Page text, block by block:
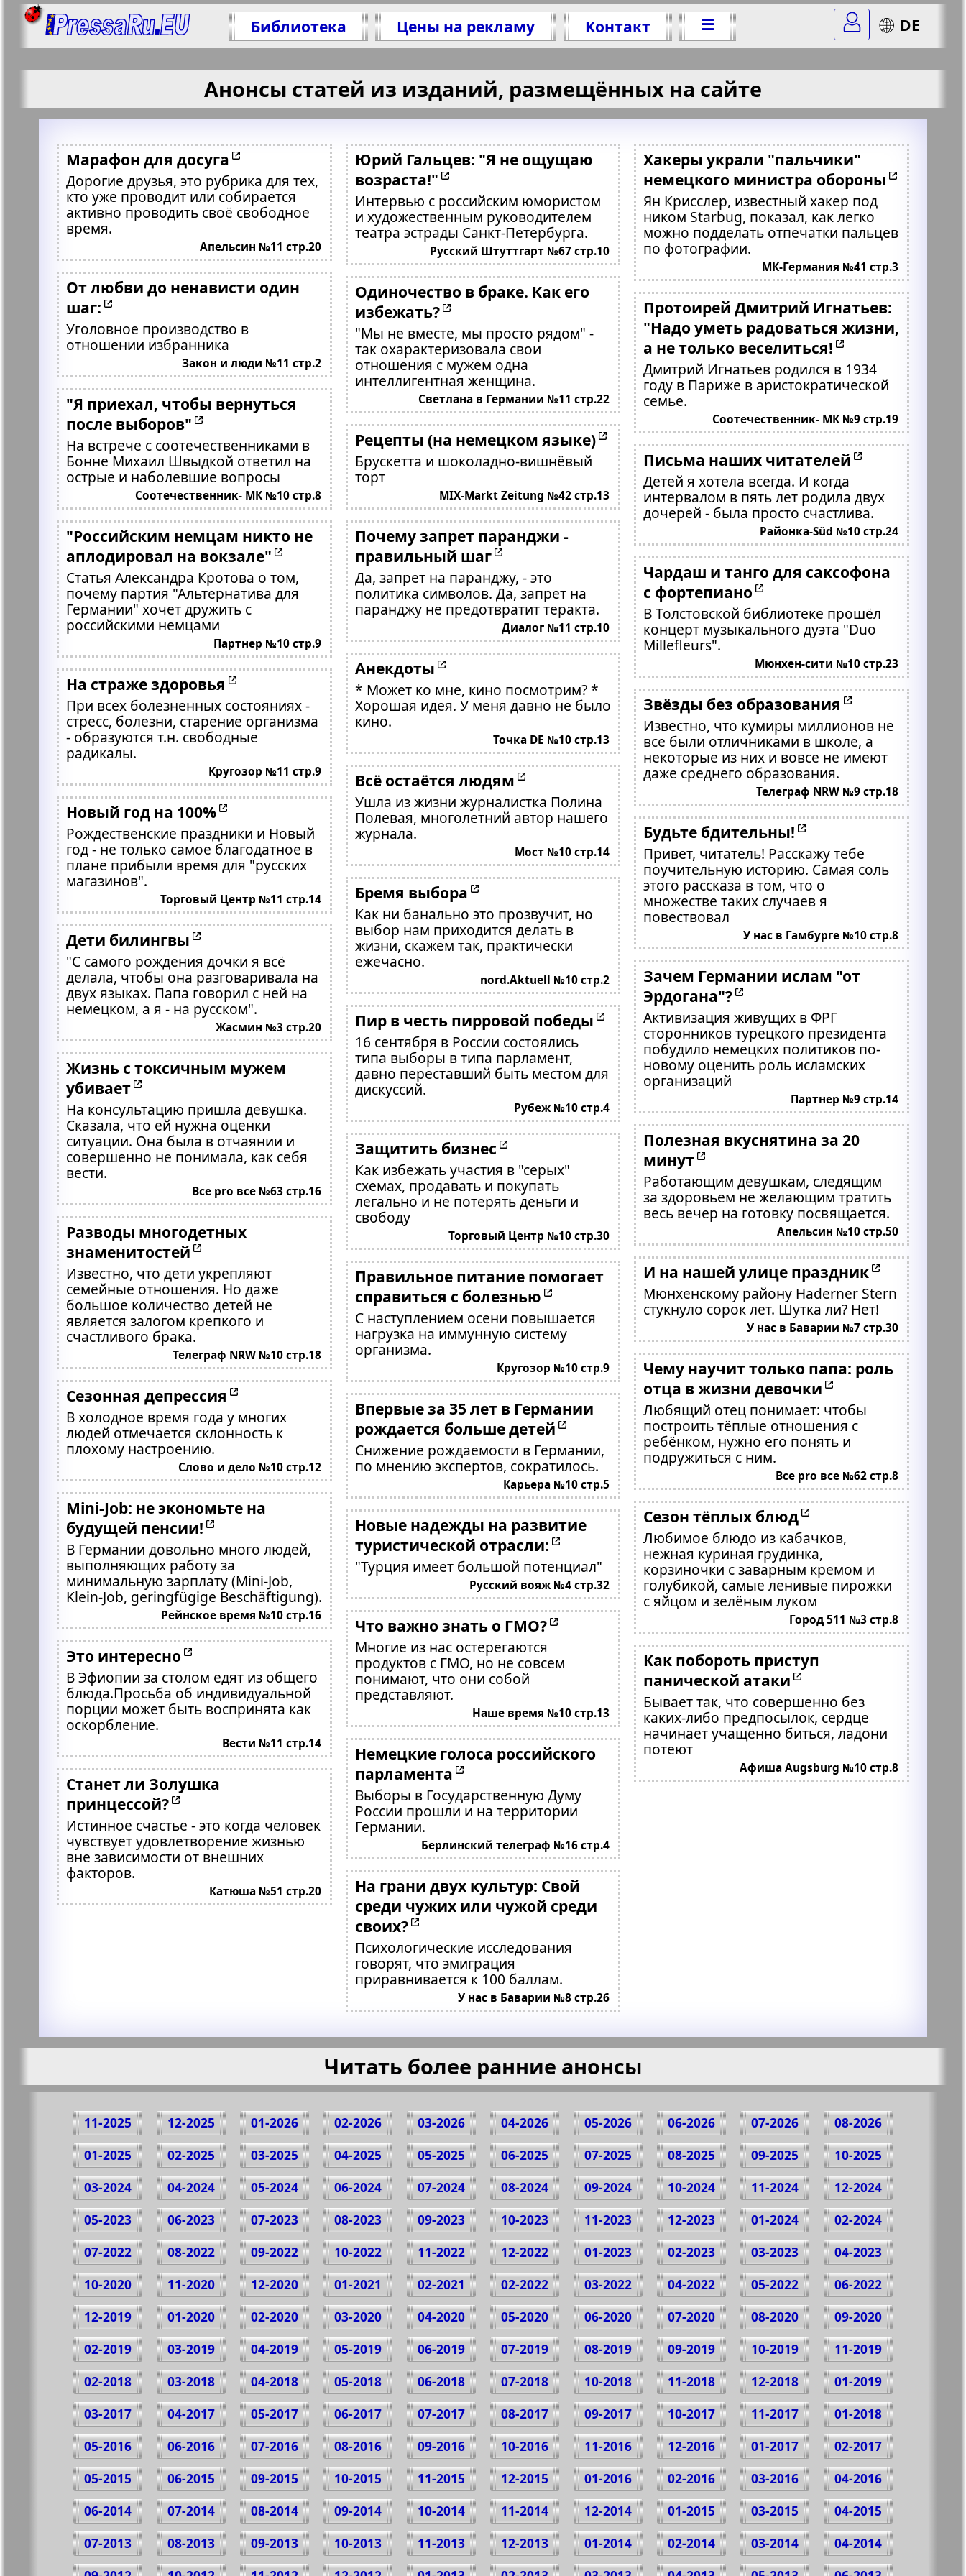
Библиотека Цены на рекламу Контакт ☰ DE
Анонсы статей из изданий, размещённых на сайте
Марафон для досуга
Дорогие друзья, это рубрика для тех,
кто уже проводит или собирается
активно проводить своё свободное
время.
Апельсин №11 стр.20
От любви до ненависти один
шаг:
Уголовное производство в
отношении избранника
Закон и люди №11 стр.2
"Я приехал, чтобы вернуться
после выборов"
На встрече с соотечественниками в
Бонне Михаил Швыдкой ответил на
острые и наболевшие вопросы
Соотечественник- МК №10 стр.8
"Российским немцам никто не
аплодировал на вокзале"
Статья Александра Кротова о том,
почему партия "Альтернатива для
Германии" хочет дружить с
российскими немцами
Партнер №10 стр.9
На страже здоровья
При всех болезненных состояниях -
стресс, болезни, старение организма
- образуются т.н. свободные
радикалы.
Кругозор №11 стр.9
Новый год на 100%
Рождественские праздники и Новый
год - не только самое благодатное в
плане прибыли время для "русских
магазинов".
Торговый Центр №11 стр.14
Дети билингвы
"С самого рождения дочки я всё
делала, чтобы она разговаривала на
двух языках. Папа говорил с ней на
немецком, а я - на русском".
Жасмин №3 стр.20
Жизнь с токсичным мужем
убивает
На консультацию пришла девушка.
Сказала, что ей нужна оценки
ситуации. Она была в отчаянии и
совершенно не понимала, как себя
вести.
Все pro все №63 стр.16
Разводы многодетных
знаменитостей
Известно, что дети укрепляют
семейные отношения. Но даже
большое количество детей не
является залогом крепкого и
счастливого брака.
Телеграф NRW №10 стр.18
Сезонная депрессия
В холодное время года у многих
людей отмечается склонность к
плохому настроению.
Слово и дело №10 стр.12
Mini-Job: не экономьте на
будущей пенсии!
В Германии довольно много людей,
выполняющих работу за
минимальную зарплату (Mini-Job,
Klein-Job, geringfügige Beschäftigung).
Рейнское время №10 стр.16
Это интересно
В Эфиопии за столом едят из общего
блюда.Просьба об индивидуальной
порции может быть воспринята как
оскорбление.
Вести №11 стр.14
Станет ли Золушка
принцессой?
Истинное счастье - это когда человек
чувствует удовлетворение жизнью
вне зависимости от внешних
факторов.
Катюша №51 стр.20
Юрий Гальцев: "Я не ощущаю
возраста!"
Интервью с российским юмористом
и художественным руководителем
театра эстрады Санкт-Петербурга.
Русский Штуттгарт №67 стр.10
Одиночество в браке. Как его
избежать?
"Мы не вместе, мы просто рядом" -
так охарактеризовала свои
отношения с мужем одна
интеллигентная женщина.
Светлана в Германии №11 стр.22
Рецепты (на немецком языке)
Брускетта и шоколадно-вишнёвый
торт
MIX-Markt Zeitung №42 стр.13
Почему запрет паранджи -
правильный шаг
Да, запрет на паранджу, - это
политика символов. Да, запрет на
паранджу не предотвратит теракта.
Диалог №11 стр.10
Анекдоты
* Может ко мне, кино посмотрим? *
Хорошая идея. У меня давно не было
кино.
Точка DE №10 стр.13
Всё остаётся людям
Ушла из жизни журналистка Полина
Полевая, многолетний автор нашего
журнала.
Мост №10 стр.14
Бремя выбора
Как ни банально это прозвучит, но
выбор нам приходится делать в
жизни, скажем так, практически
ежечасно.
nord.Aktuell №10 стр.2
Пир в честь пирровой победы
16 сентября в России состоялись
типа выборы в типа парламент,
давно переставший быть местом для
дискуссий.
Рубеж №10 стр.4
Защитить бизнес
Как избежать участия в "серых"
схемах, продавать и покупать
легально и не потерять деньги и
свободу
Торговый Центр №10 стр.30
Правильное питание помогает
справиться с болезнью
С наступлением осени повышается
нагрузка на иммунную систему
организма.
Кругозор №10 стр.9
Впервые за 35 лет в Германии
рождается больше детей
Снижение рождаемости в Германии,
по мнению экспертов, сократилось.
Карьера №10 стр.5
Новые надежды на развитие
туристической отрасли:
"Турция имеет большой потенциал"
Русский вояж №4 стр.32
Что важно знать о ГМО?
Многие из нас остерегаются
продуктов с ГМО, но не совсем
понимают, что они собой
представляют.
Наше время №10 стр.13
Немецкие голоса российского
парламента
Выборы в Государственную Думу
России прошли и на территории
Германии.
Берлинский телеграф №16 стр.4
На грани двух культур: Свой
среди чужих или чужой среди
своих?
Психологические исследования
говорят, что эмиграция
приравнивается к 100 баллам.
У нас в Баварии №8 стр.26
Хакеры украли "пальчики"
немецкого министра обороны
Ян Крисслер, известный хакер под
ником Starbug, показал, как легко
можно подделать отпечатки пальцев
по фотографии.
МК-Германия №41 стр.3
Протоирей Дмитрий Игнатьев:
"Надо уметь радоваться жизни,
а не только веселиться!
Дмитрий Игнатьев родился в 1934
году в Париже в аристократической
семье.
Соотечественник- МК №9 стр.19
Письма наших читателей
Детей я хотела всегда. И когда
интервалом в пять лет родила двух
дочерей - была просто счастлива.
Районка-Süd №10 стр.24
Чардаш и танго для саксофона
с фортепиано
В Толстовской библиотеке прошёл
концерт музыкального дуэта "Duo
Millefleurs".
Мюнхен-сити №10 стр.23
Звёзды без образования
Известно, что кумиры миллионов не
все были отличниками в школе, а
некоторые из них и вовсе не имеют
даже среднего образования.
Телеграф NRW №9 стр.18
Будьте бдительны!
Привет, читатель! Расскажу тебе
поучительную историю. Самая соль
этого рассказа в том, что о
множестве таких случаев я
повествовал
У нас в Гамбурге №10 стр.8
Зачем Германии ислам "от
Эрдогана"?
Активизация живущих в ФРГ
сторонников турецкого президента
побудило немецких политиков по-
новому оценить роль исламских
организаций
Партнер №9 стр.14
Полезная вкуснятина за 20
минут
Работающим девушкам, следящим
за здоровьем не желающим тратить
весь вечер на готовку посвящается.
Апельсин №10 стр.50
И на нашей улице праздник
Мюнхенскому району Haderner Stern
стукнуло сорок лет. Шутка ли? Нет!
У нас в Баварии №7 стр.30
Чему научит только папа: роль
отца в жизни девочки
Любящий отец понимает: чтобы
построить тёплые отношения с
ребёнком, нужно его понять и
подружиться с ним.
Все pro все №62 стр.8
Сезон тёплых блюд
Любимое блюдо из кабачков,
нежная куриная грудинка,
корзиночки с заварным кремом и
голубикой, самые ленивые пирожки
с яйцом и зелёным луком
Город 511 №3 стр.8
Как побороть приступ
панической атаки
Бывает так, что совершенно без
каких-либо предпосылок, сердце
начинает учащённо биться, ладони
потеют
Афиша Augsburg №10 стр.8
Читать более ранние анонсы
08-2026
07-2026
06-2026
05-2026
04-2026
03-2026
02-2026
01-2026
12-2025
11-2025
10-2025
09-2025
08-2025
07-2025
06-2025
05-2025
04-2025
03-2025
02-2025
01-2025
12-2024
11-2024
10-2024
09-2024
08-2024
07-2024
06-2024
05-2024
04-2024
03-2024
02-2024
01-2024
12-2023
11-2023
10-2023
09-2023
08-2023
07-2023
06-2023
05-2023
04-2023
03-2023
02-2023
01-2023
12-2022
11-2022
10-2022
09-2022
08-2022
07-2022
06-2022
05-2022
04-2022
03-2022
02-2022
02-2021
01-2021
12-2020
11-2020
10-2020
09-2020
08-2020
07-2020
06-2020
05-2020
04-2020
03-2020
02-2020
01-2020
12-2019
11-2019
10-2019
09-2019
08-2019
07-2019
06-2019
05-2019
04-2019
03-2019
02-2019
01-2019
12-2018
11-2018
10-2018
07-2018
06-2018
05-2018
04-2018
03-2018
02-2018
01-2018
11-2017
10-2017
09-2017
08-2017
07-2017
06-2017
05-2017
04-2017
03-2017
02-2017
01-2017
12-2016
11-2016
10-2016
09-2016
08-2016
07-2016
06-2016
05-2016
04-2016
03-2016
02-2016
01-2016
12-2015
11-2015
10-2015
09-2015
06-2015
05-2015
04-2015
03-2015
01-2015
12-2014
11-2014
10-2014
09-2014
08-2014
07-2014
06-2014
04-2014
03-2014
02-2014
01-2014
12-2013
11-2013
10-2013
09-2013
08-2013
07-2013